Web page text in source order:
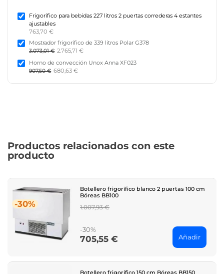
Frigorífico para bebidas 227 litros 2 puertas correderas 4 estantes
ajustables
763,70 €
Mostrador frigorífico de 339 litros Polar G378
3.073,01 € 2.765,71 €
Horno de convección Unox Anna XF023
907,50 € 680,63 €
Productos relacionados con este
producto
-30%
Botellero frigorífico blanco 2 puertas 100 cm
Bóreas BB100
Regular
1.007,93 €
-30%
Price
705,55 € Añadir
Botellero frigorífico 150 cm Bóreas BB150